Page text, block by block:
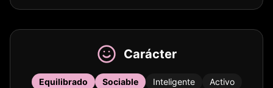
Carácter
Equilibrado Sociable Inteligente
Activo